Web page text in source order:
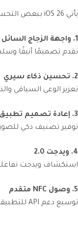
يأتي iOS 26 ببعض التحسينات البارزة:
1. واجهة الزجاج السائل (Liquid Glass UI)
تقدم تصميمًا أنيقًا
2. تحسين ذكاء سيري
تعزيز الوعي السياقي
3. إعادة تصميم تطبيق الصور
توفير تصنيف ذكي للصور
4. ويدجت 2.0
استكشاف ويدجت
5. وصول NFC متقدم
توسيع دعم API للتطبيقات الخارجية.